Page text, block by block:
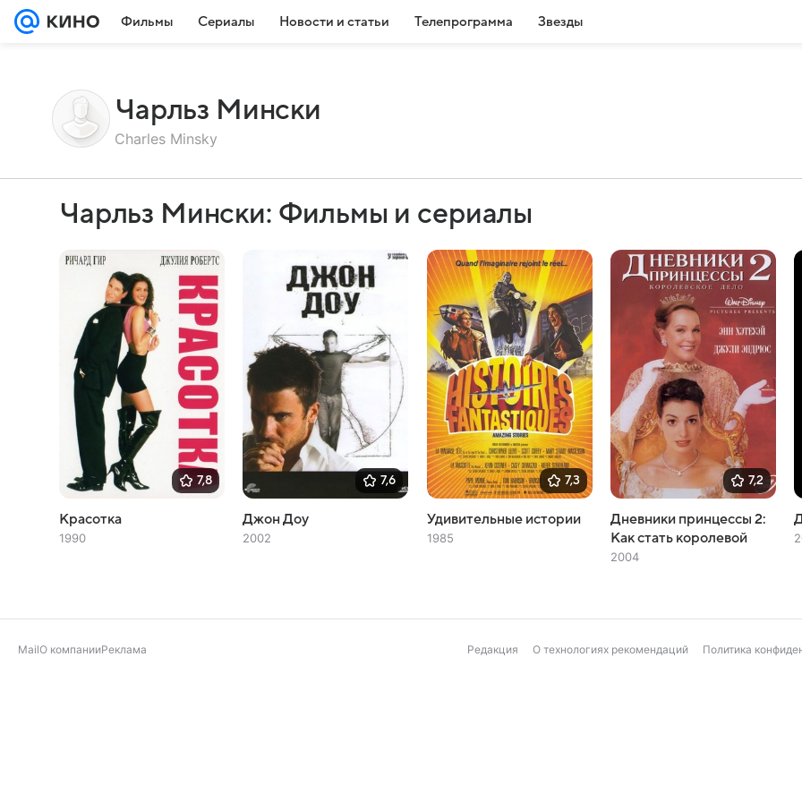
Фильмы Сериалы Новости и статьи Телепрограмма Звезды
Чарльз Мински
Charles Minsky
Чарльз Мински: Фильмы и сериалы
7,8
Красотка
1990
7,6
Джон Доу
2002
7,3
Удивительные истории
1985
7,2
Дневники принцессы 2:
Как стать королевой
2004
MailО компанииРеклама Редакция О технологиях рекомендаций Политика